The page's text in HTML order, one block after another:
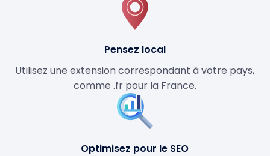
Pensez local
Utilisez une extension correspondant à votre pays,
comme .fr pour la France.
Optimisez pour le SEO